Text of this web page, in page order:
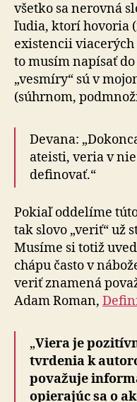
všetko sa nerovná
ľudia, ktorí hovoria
existencii viacerých
to musím napísať
„vesmíry“ sú v
(súhrnom,
Devana:
ateisti, veria v
definovať.“
Pokiaľ oddelíme
tak slovo „veriť“ už
Musíme si totiž
chápu často v
veriť znamená
Adam Roman,
„Viera je
tvrdenia k
považuje
opierajúc sa o